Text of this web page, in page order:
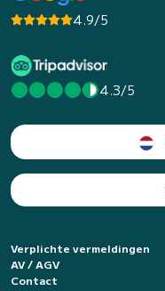
4.9/5
4.3/5
Verplichte vermeldingen
AV / AGV
Contact